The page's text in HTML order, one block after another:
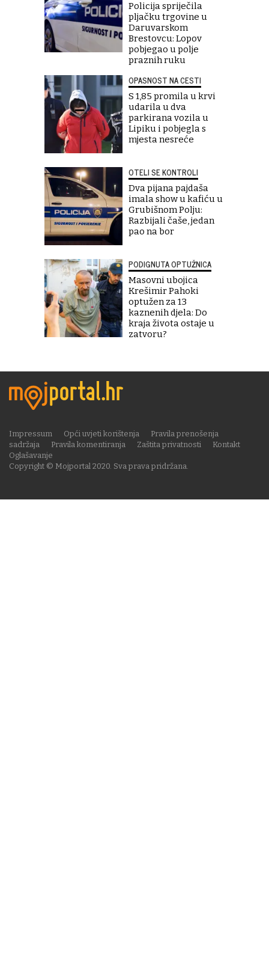
Policija spriječila
pljačku trgovine u
Daruvarskom
Brestovcu: Lopov
pobjegao u polje
praznih ruku
OPASNOST NA CESTI
S 1,85 promila u krvi
udarila u dva
parkirana vozila u
Lipiku i pobjegla s
mjesta nesreće
OTELI SE KONTROLI
Dva pijana pajdaša
imala show u kafiću u
Grubišnom Polju:
Razbijali čaše, jedan
pao na bor
PODIGNUTA OPTUŽNICA
Masovni ubojica
Krešimir Pahoki
optužen za 13
kaznenih djela: Do
kraja života ostaje u
zatvoru?
Copyright © Mojportal 2020. Sva prava pridržana.
Impressum Opći uvjeti korištenja
Pravila prenošenja
sadržaja
Pravila komentiranja Zaštita privatnosti
Kontakt
Oglašavanje